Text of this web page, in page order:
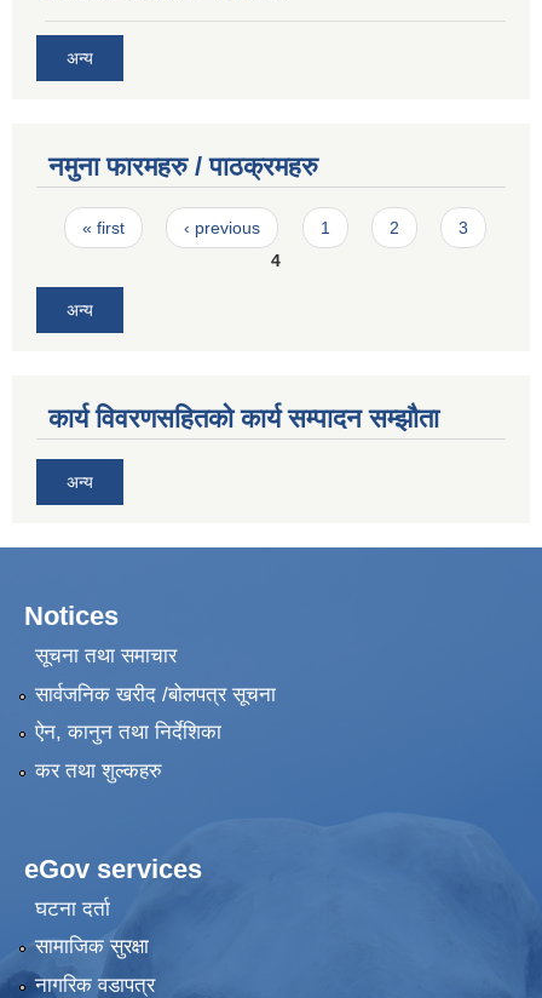
अन्य
नमुना फारमहरु / पाठक्रमहरु
Pages
« first ‹ previous 1 2
3
4
अन्य
कार्य विवरणसहितको कार्य सम्पादन सम्झौता
अन्य
Notices
सूचना तथा समाचार
सार्वजनिक खरीद /बोलपत्र सूचना
ऐन, कानुन तथा निर्देशिका
कर तथा शुल्कहरु
eGov services
घटना दर्ता
सामाजिक सुरक्षा
नागरिक वडापत्र